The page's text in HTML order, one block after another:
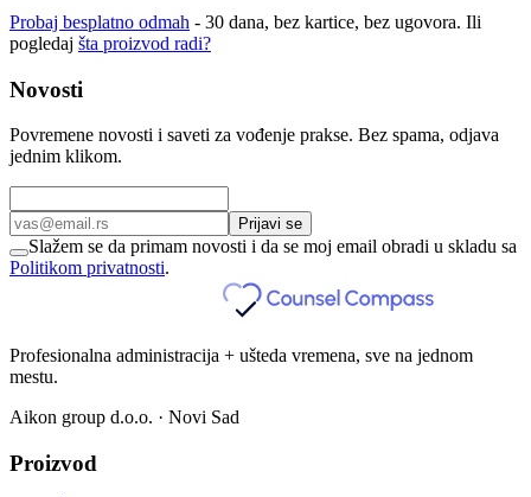
Probaj besplatno odmah - 30 dana, bez kartice, bez ugovora. Ili
pogledaj šta proizvod radi?
Novosti
Povremene novosti i saveti za vođenje prakse. Bez spama, odjava
jednim klikom.
Prijavi se
Slažem se da primam novosti i da se moj email obradi u skladu sa
Politikom privatnosti.
Profesionalna administracija + ušteda vremena, sve na jednom
mestu.
Aikon group d.o.o. · Novi Sad
Proizvod